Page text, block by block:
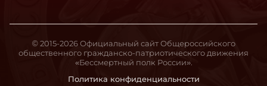
Политика конфиденциальности
© 2015-2026 Официальный сайт Общероссийского
общественного гражданско-патриотического движения
«Бессмертный полк России».